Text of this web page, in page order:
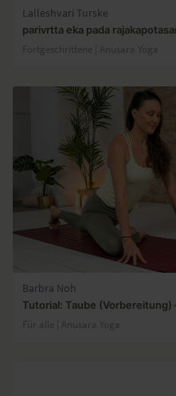
Lalleshvari Turske
parivrtta eka pada
Fortgeschrittene | Anusara Yoga
Barbra Noh
Tutorial: Taube (Vorbereitung)
Für alle | Anusara Yoga